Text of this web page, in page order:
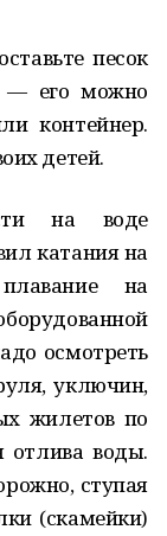
песок
— его можно
контейнер.
детей.
на воде
катания на
на
осмотреть
уключин,
жилетов по
отлива воды.
ступая
(скамейки)